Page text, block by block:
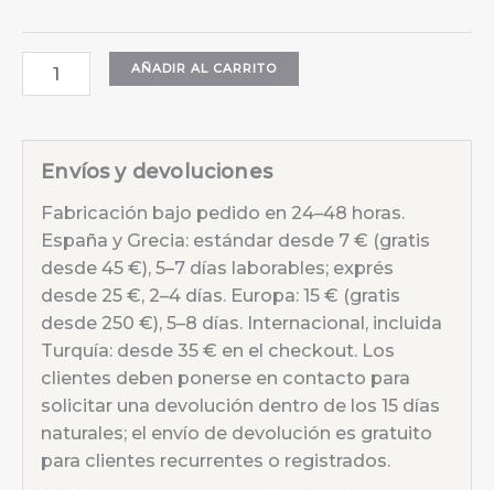
Cinturón
3D
Verde
AÑADIR AL CARRITO
Envíos y devoluciones
Fabricación bajo pedido en 24–48 horas.
España y Grecia: estándar desde 7 € (gratis
desde 45 €), 5–7 días laborables; exprés
desde 25 €, 2–4 días. Europa: 15 € (gratis
desde 250 €), 5–8 días. Internacional, incluida
Turquía: desde 35 € en el checkout. Los
clientes deben ponerse en contacto para
solicitar una devolución dentro de los 15 días
naturales; el envío de devolución es gratuito
para clientes recurrentes o registrados.